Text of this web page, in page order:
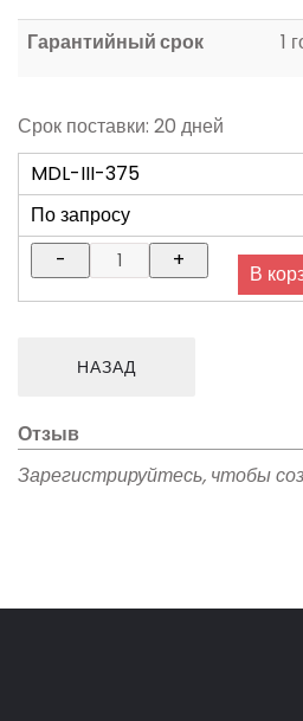
Гарантийный срок 1
Срок поставки: 20 дней
MDL-III-375
По запросу
Отзыв
Зарегистрируйтесь, чтобы